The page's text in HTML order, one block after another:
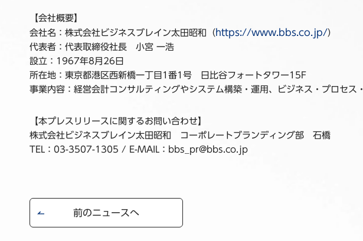
【会社概要】
会社名：株式会社ビジネスブレイン太田昭和（ https://www.bbs.co.jp/）
代表者：代表取締役社長 小宮 一浩
設立：1967年8月26日
所在地：東京都港区西新橋一丁目1番1号 日比谷フォートタワー15F
事業内容：経営会計コンサルティングやシステム構築・運用、ビジネス・プロセス
【本プレスリリースに関するお問い合わせ】
株式会社ビジネスブレイン太田昭和 コーポレートブランディング部 石橋
TEL：03-3507-1305 / E-MAIL：bbs_pr@bbs.co.jp
前のニュースへ